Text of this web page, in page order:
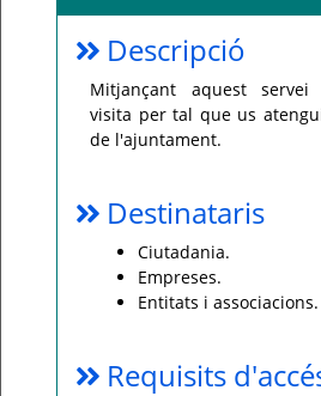
Descripció
Mitjançant aquest servei
visita per tal que us
de l'ajuntament.
Destinataris
Ciutadania.
Empreses.
Entitats i associacions.
Requisits